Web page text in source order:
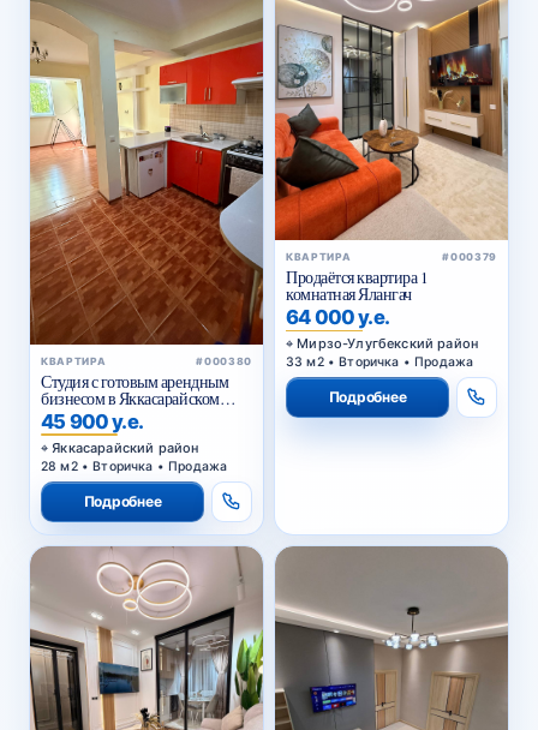
КВАРТИРА #000380
Студия с готовым арендным
бизнесом в Яккасарайском
районе Ташкента
45 900 у.е.
Яккасарайский район
28 м2 • Вторичка • Продажа
Подробнее
КВАРТИРА #000379
Продаётся квартира 1
комнатная Ялангач
64 000 у.е.
Мирзо-Улугбекский район
33 м2 • Вторичка • Продажа
Подробнее